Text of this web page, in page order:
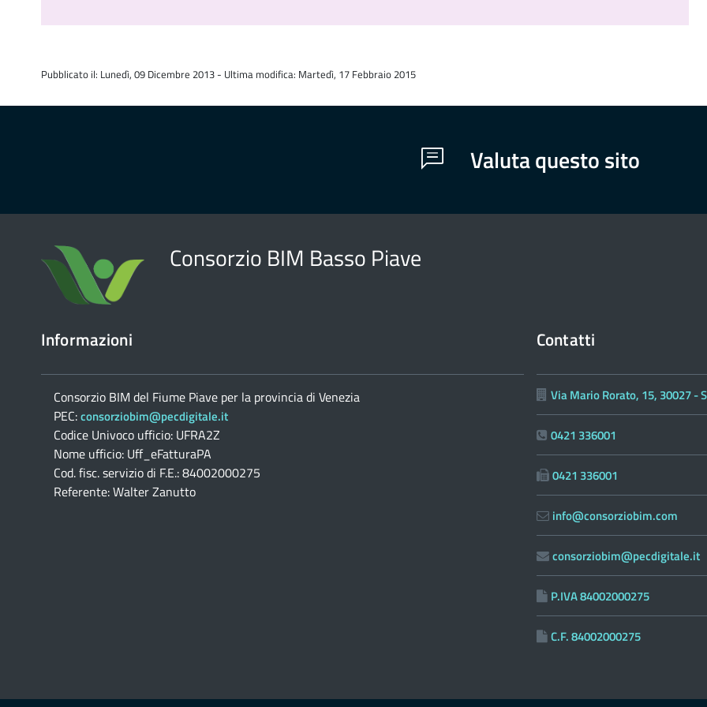
Pubblicato il: Lunedì, 09 Dicembre 2013 - Ultima modifica: Martedì, 17 Febbraio 2015
Valuta questo sito
Consorzio BIM Basso Piave
Informazioni
Consorzio BIM del Fiume Piave per la provincia di Venezia
PEC:consorziobim@pecdigitale.it
Codice Univoco ufficio: UFRA2Z
Nome ufficio: Uff_eFatturaPA
Cod. fisc. servizio di F.E.: 84002000275
Referente: Walter Zanutto
Contatti
Via Mario Rorato, 15, 30027 -
0421 336001
0421 336001
info@consorziobim.com
consorziobim@pecdigitale.it
P.IVA 84002000275
C.F. 84002000275